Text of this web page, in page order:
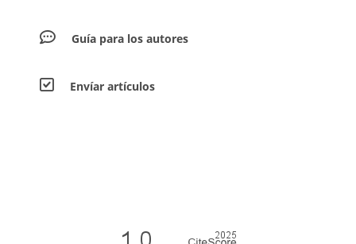
Guía para los autores
Envíar artículos